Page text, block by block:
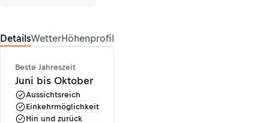
DetailsWetterHöhenprofil
Beste Jahreszeit
Juni bis Oktober
Aussichtsreich
Einkehrmöglichkeit
Hin und zurück